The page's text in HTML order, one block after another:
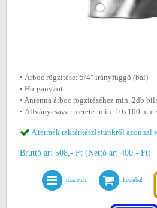
• Árboc rögzítése: 5/4" irányfüggő (bal)
• Horganyzott
• Antenna árboc rögzítéséhez min. 2db
• Állványcsavar mérete: min. 10x100
A termék raktárkészletünkről azonnal
Bruttó ár: 508,- Ft (Nettó ár: 400,- Ft)
részletek kosárba!